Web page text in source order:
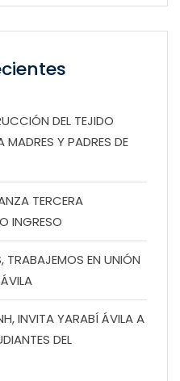
DEL TEJIDO
Y PADRES DE
TERCERA
INGRESO
TRABAJEMOS EN UNIÓN
INVITA YARABÍ ÁVILA A
DEL